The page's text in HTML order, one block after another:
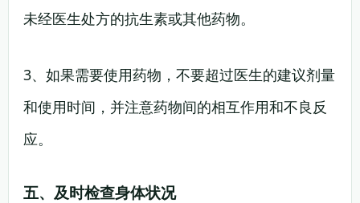
未经医生处方的抗生素或其他药物。
3、如果需要使用药物，不要超过医生的建议剂量
和使用时间，并注意药物间的相互作用和不良反
应。
五、及时检查身体状况